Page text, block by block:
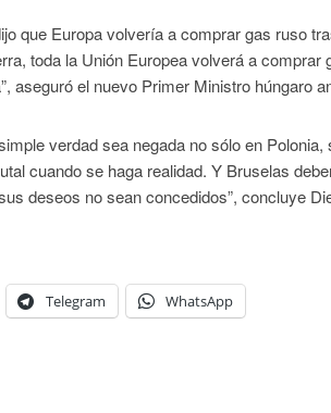
que Europa volvería a comprar gas ruso
toda la Unión Europea volverá a
aseguró el nuevo Primer Ministro húngaro
verdad sea negada no sólo en
cuando se haga realidad. Y Bruselas
deseos no sean concedidos”, concluye
Telegram WhatsApp